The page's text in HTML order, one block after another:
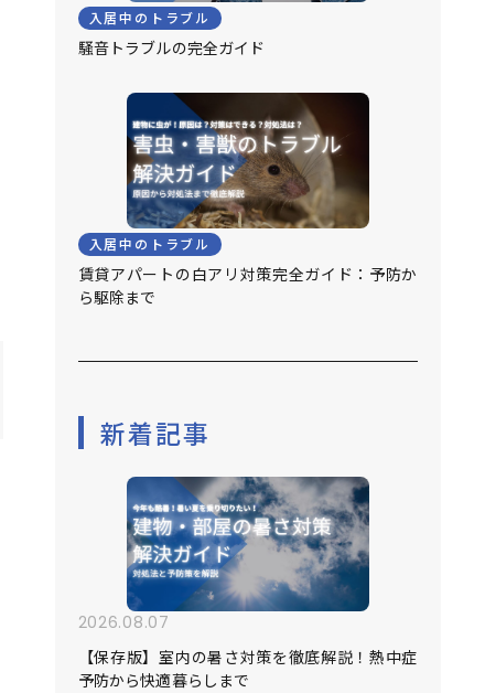
入居中のトラブル
騒音トラブルの完全ガイド
入居中のトラブル
賃貸アパートの白アリ対策完全ガイド：予防か
ら駆除まで
新着記事
2026.08.07
【保存版】室内の暑さ対策を徹底解説！熱中症
予防から快適暮らしまで